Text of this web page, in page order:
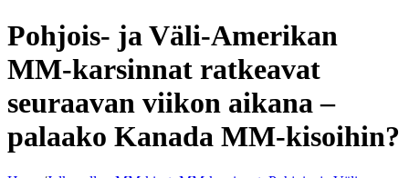
Pohjois- ja Väli-Amerikan
MM-karsinnat ratkeavat
seuraavan viikon aikana –
palaako Kanada MM-kisoihin?